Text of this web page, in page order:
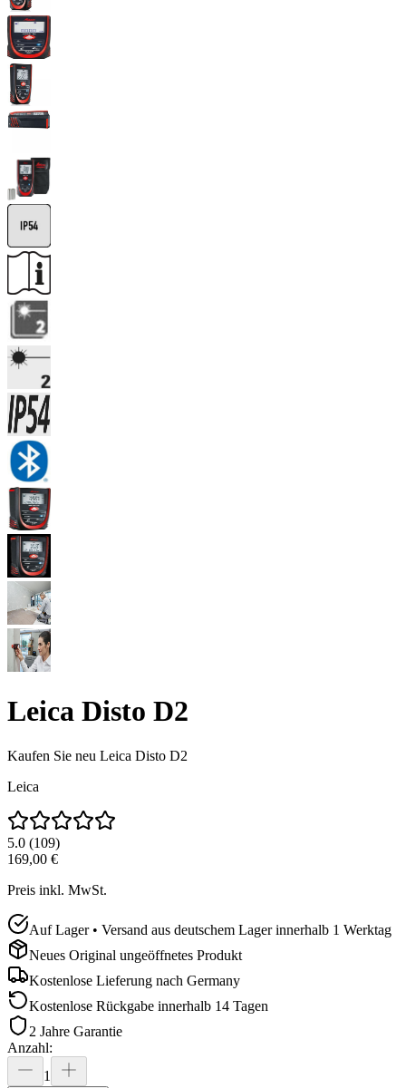
Leica Disto D2
Kaufen Sie neu Leica Disto D2
Leica
5.0 (109)
169,00 €
Preis inkl. MwSt.
Auf Lager • Versand aus deutschem Lager innerhalb 1 Werktag
Neues Original ungeöffnetes Produkt
Kostenlose Lieferung nach Germany
Kostenlose Rückgabe innerhalb 14 Tagen
2 Jahre Garantie
Anzahl:
1